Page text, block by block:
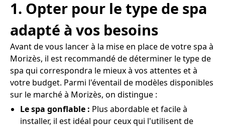
1. Opter pour le type de spa
adapté à vos besoins
Avant de vous lancer à la mise en place de votre spa à
Morizès, il est recommandé de déterminer le type de
spa qui correspondra le mieux à vos attentes et à
votre budget. Parmi l'éventail de modèles disponibles
sur le marché à Morizès, on distingue :
Le spa gonflable : Plus abordable et facile à
installer, il est idéal pour ceux qui l'utilisent de